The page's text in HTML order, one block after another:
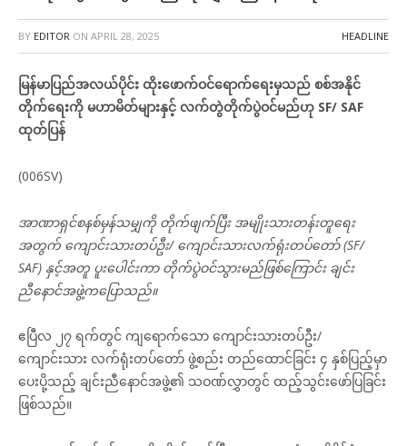
BY EDITOR ON APRIL 28, 2025 HEADLINE
မြန်မာပြည်အလယ်ပိုင်း ထိုးဖောက်ဝင်ရောက်ရေးမှသည် စစ်အနိုင်
တိုက်ရေးကို မဟာမိတ်များနှင့် လက်တွဲတိုက်ပွဲဝင်မည်ဟု SF/ SAF
ထုတ်ပြန်
(006SV)
အာဏာရှင်စနစ်မှန်သမျှကို တိုက်ဖျက်ပြီး အမျိုးသားတန်းတူရေး
အတွက် ကျောင်းသားတပ်ဦး/ ကျောင်းသားလက်ရုံးတပ်တော် (SF/
SAF) နှင့်အတူ ပူးပေါင်းကာ တိုက်ပွဲဝင်သွားမည်ဖြစ်ကြောင်း ချင်း
ညီနောင်အဖွဲ့ကပြောသည်။
ဧပြီလ ၂၇ ရက်တွင် ကျရောက်သော ကျောင်းသားတပ်ဦး/
ကျောင်းသား လက်ရုံးတပ်တော် ဖွဲ့စည်း တည်ထောင်ခြင်း ၄ နှစ်ပြည့်မှာ
ပေးပို့သည့် ချင်းညီနောင်အဖွဲ့၏ သဝဏ်လွှာတွင် ထည့်သွင်းဖော်ပြခြင်း
ဖြစ်သည်။